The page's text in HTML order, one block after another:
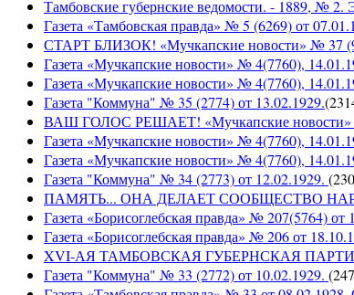
Тамбовские губернские ведомости. - 1889, № 2.
Газета «Тамбовская правда» № 5 (6269) от
СТАРТ БЛИЗОК! «Мучкапские новости» № 37
Газета «Мучкапские новости» № 4(7760),
Газета «Мучкапские новости» № 4(7760),
Газета "Коммуна" № 35 (2774) от 13.02.1929.(
ВАШ ГОЛОС РЕШАЕТ! «Мучкапские новости» №
Газета «Мучкапские новости» № 4(7760),
Газета «Мучкапские новости» № 4(7760),
Газета "Коммуна" № 34 (2773) от 12.02.1929. (
ПАМЯТЬ... ОНА ДЕЛАЕТ СООБЩЕСТВО
Газета «Борисоглебская правда» № 207(5764) от
Газета «Борисоглебская правда» № 206 от
XVI-АЯ ТАМБОВСКАЯ ГУБЕРНСКАЯ
Газета "Коммуна" № 33 (2772) от 10.02.1929. (